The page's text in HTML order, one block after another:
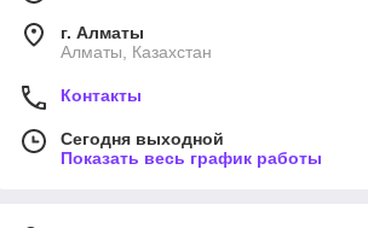
г. Алматы
Алматы, Казахстан
Контакты
Сегодня выходной
Показать весь график работы